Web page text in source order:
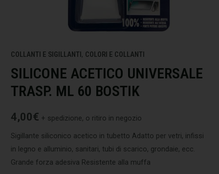
COLLANTI E SIGILLANTI, COLORI E COLLANTI
SILICONE ACETICO UNIVERSALE
TRASP. ML 60 BOSTIK
4,00€ + spedizione, o ritiro in negozio
Sigillante siliconico acetico in tubetto Adatto per vetri, infissi
in legno e alluminio, sanitari, tubi di scarico, grondaie, ecc.
Grande forza adesiva Resistente alla muffa